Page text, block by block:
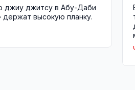
джиу джитсу в Абу-Даби
высокую планку.